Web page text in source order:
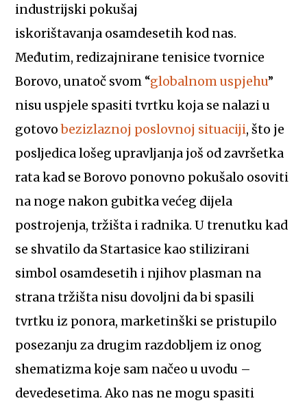
industrijski pokušaj
iskorištavanja osamdesetih kod nas.
Međutim, redizajnirane tenisice tvornice
Borovo, unatoč svom “globalnom uspjehu”
nisu uspjele spasiti tvrtku koja se nalazi u
gotovobezizlaznoj poslovnoj situaciji, što je
posljedica lošeg upravljanja još od završetka
rata kad se Borovo ponovno pokušalo osoviti
na noge nakon gubitka većeg dijela
postrojenja, tržišta i radnika. U trenutku kad
se shvatilo da Startasice kao stilizirani
simbol osamdesetih i njihov plasman na
strana tržišta nisu dovoljni da bi spasili
tvrtku iz ponora, marketinški se pristupilo
posezanju za drugim razdobljem iz onog
shematizma koje sam načeo u uvodu –
devedesetima. Ako nas ne mogu spasiti